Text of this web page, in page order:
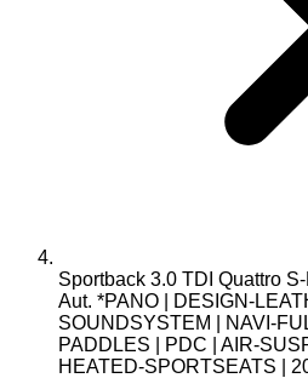
Sportback 3.0 TDI Quattro
Aut. *PANO | DESIGN-
SOUNDSYSTEM | NAVI-
PADDLES | PDC | AIR-
HEATED-SPORTSEATS |